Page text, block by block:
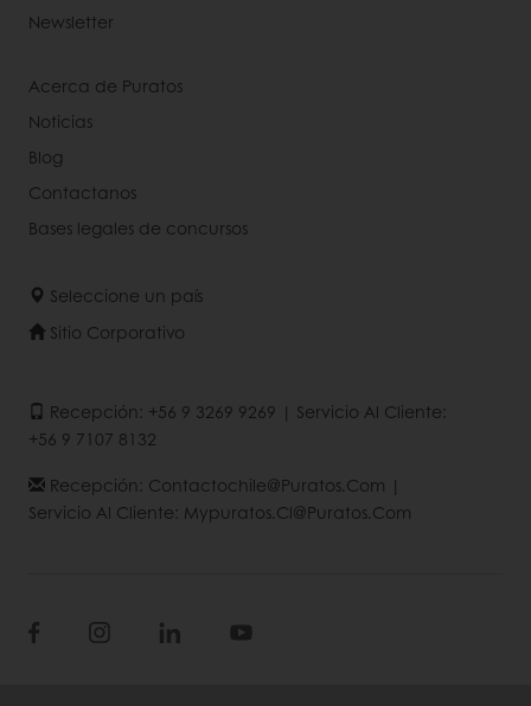
Newsletter
Acerca de Puratos
Noticias
Blog
Contactanos
Bases legales de concursos
Seleccione un país
Sitio Corporativo
Recepción: +56 9 3269 9269 | Servicio Al Cliente:
+56 9 7107 8132
Recepción: Contactochile@puratos.com |
Servicio Al Cliente: Mypuratos.cl@puratos.com